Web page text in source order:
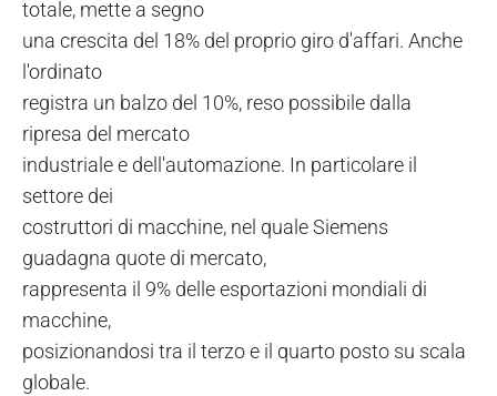
totale, mette a segno
una crescita del 18% del proprio giro d'affari. Anche
l'ordinato
registra un balzo del 10%, reso possibile dalla
ripresa del mercato
industriale e dell'automazione. In particolare il
settore dei
costruttori di macchine, nel quale Siemens
guadagna quote di mercato,
rappresenta il 9% delle esportazioni mondiali di
macchine,
posizionandosi tra il terzo e il quarto posto su scala
globale.